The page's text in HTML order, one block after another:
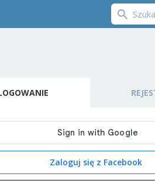
Zaloguj się z Facebook